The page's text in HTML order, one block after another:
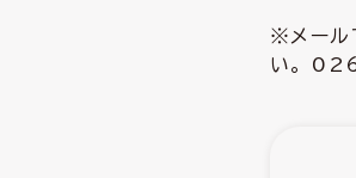
※メール
い。